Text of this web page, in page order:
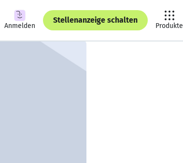
Anmelden
Stellenanzeige schalten
Produkte